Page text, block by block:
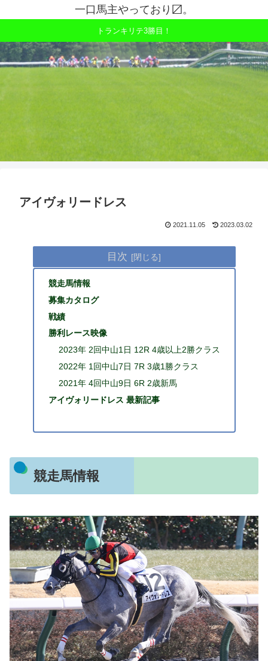
一口馬主やっており〼。
トランキリテ3勝目！
アイヴォリードレス
2021.11.05 2023.03.02
目次
競走馬情報
募集カタログ
戦績
勝利レース映像
2023年 2回中山1日 12R 4歳以上2勝クラス
2022年 1回中山7日 7R 3歳1勝クラス
2021年 4回中山9日 6R 2歳新馬
アイヴォリードレス 最新記事
競走馬情報